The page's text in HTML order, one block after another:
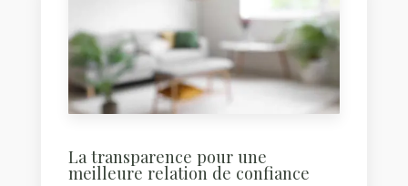
La transparence pour une
meilleure relation de confiance